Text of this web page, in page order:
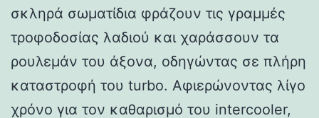
σκληρά σωματίδια φράζουν τις γραμμές
τροφοδοσίας λαδιού και χαράσσουν τα
ρουλεμάν του άξονα, οδηγώντας σε πλήρη
καταστροφή του turbo. Αφιερώνοντας λίγο
χρόνο για τον καθαρισμό του intercooler,